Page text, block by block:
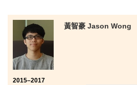
黃智豪 Jason Wong
2015–2017